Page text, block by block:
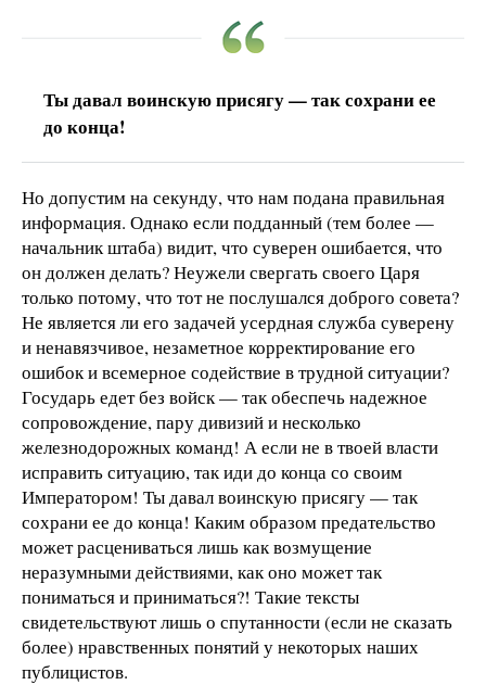
Ты давал воинскую присягу — так сохрани ее
до конца!
Но допустим на секунду, что нам подана правильная
информация. Однако если подданный (тем более —
начальник штаба) видит, что суверен ошибается, что
он должен делать? Неужели свергать своего Царя
только потому, что тот не послушался доброго совета?
Не является ли его задачей усердная служба суверену
и ненавязчивое, незаметное корректирование его
ошибок и всемерное содействие в трудной ситуации?
Государь едет без войск — так обеспечь надежное
сопровождение, пару дивизий и несколько
железнодорожных команд! А если не в твоей власти
исправить ситуацию, так иди до конца со своим
Императором! Ты давал воинскую присягу — так
сохрани ее до конца! Каким образом предательство
может расцениваться лишь как возмущение
неразумными действиями, как оно может так
пониматься и приниматься?! Такие тексты
свидетельствуют лишь о спутанности (если не сказать
более) нравственных понятий у некоторых наших
публицистов.